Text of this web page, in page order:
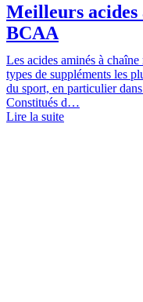
Meilleurs acides
BCAA
Les acides aminés à
types de suppléments les
du sport, en particulier
Constitués d…
Lire la suite